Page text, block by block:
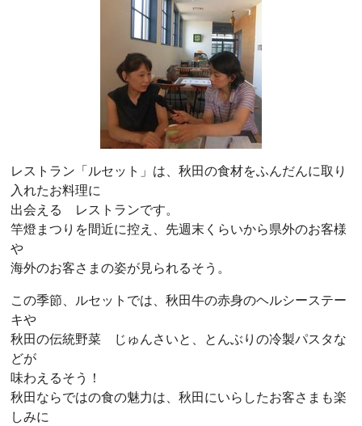
レストラン「ルセット」は、秋田の食材をふんだんに取り
入れたお料理に
出会える レストランです。
竿燈まつりを間近に控え、先週末くらいから県外のお客様
や
海外のお客さまの姿が見られるそう。
この季節、ルセットでは、秋田牛の赤身のヘルシーステー
キや
秋田の伝統野菜 じゅんさいと、とんぶりの冷製パスタな
どが
味わえるそう！
秋田ならではの食の魅力は、秋田にいらしたお客さまも楽
しみに